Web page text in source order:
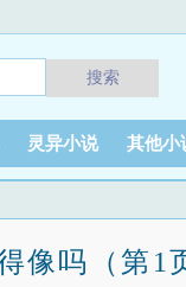
搜索
灵异小说 其他小
像吗（第1